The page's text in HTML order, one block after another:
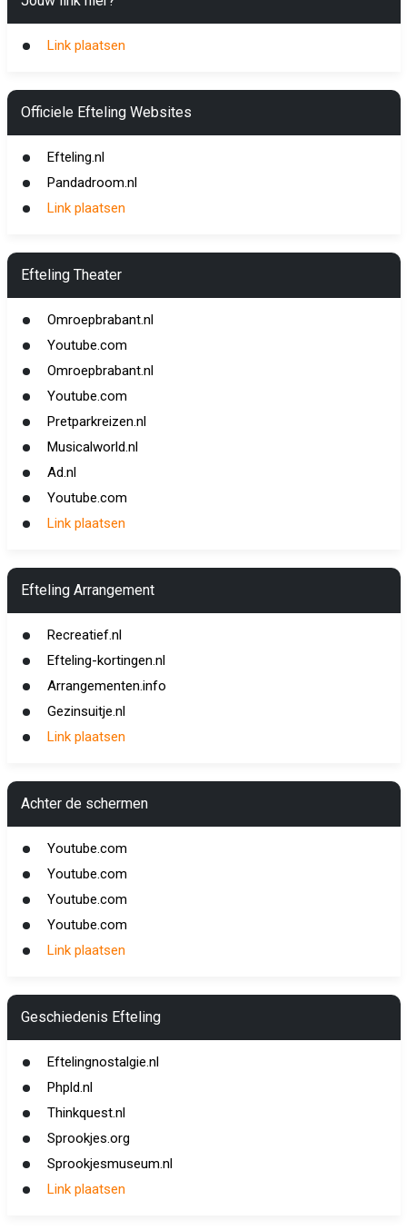
Link plaatsen
Officiele Efteling Websites
Efteling.nl
Pandadroom.nl
Link plaatsen
Efteling Theater
Omroepbrabant.nl
Youtube.com
Omroepbrabant.nl
Youtube.com
Pretparkreizen.nl
Musicalworld.nl
Ad.nl
Youtube.com
Link plaatsen
Efteling Arrangement
Recreatief.nl
Efteling-kortingen.nl
Arrangementen.info
Gezinsuitje.nl
Link plaatsen
Achter de schermen
Youtube.com
Youtube.com
Youtube.com
Youtube.com
Link plaatsen
Geschiedenis Efteling
Eftelingnostalgie.nl
Phpld.nl
Thinkquest.nl
Sprookjes.org
Sprookjesmuseum.nl
Link plaatsen